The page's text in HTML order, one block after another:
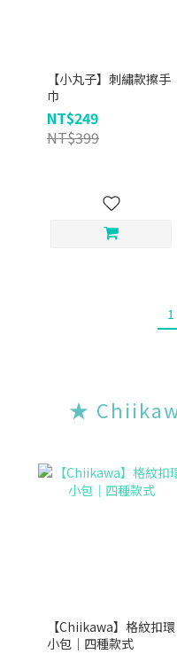
【小丸子】刺繡款擦手
巾
NT$249
NT$399
1
★
【Chiikawa】格紋扣環
小包｜四種款式